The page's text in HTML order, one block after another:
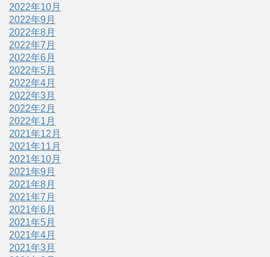
2022年10月
2022年9月
2022年8月
2022年7月
2022年6月
2022年5月
2022年4月
2022年3月
2022年2月
2022年1月
2021年12月
2021年11月
2021年10月
2021年9月
2021年8月
2021年7月
2021年6月
2021年5月
2021年4月
2021年3月